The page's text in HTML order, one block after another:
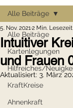
Alle Beiträge
Kartenlegungen
Hilfreiches/
KraftKreise
Ahnenkraft
Alle Beiträge
Intuitiver
und Frauen
5. Nov. 20212 Min. Lesezeit
Aktualisiert: 3. März